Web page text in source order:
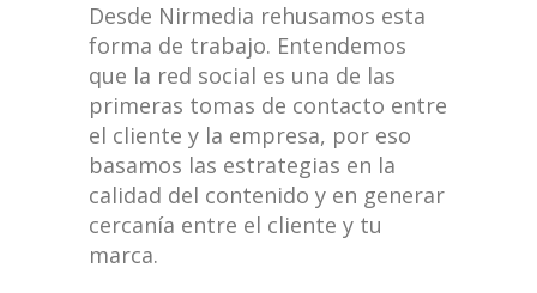
Desde Nirmedia rehusamos esta
forma de trabajo. Entendemos
que la red social es una de las
primeras tomas de contacto entre
el cliente y la empresa, por eso
basamos las estrategias en la
calidad del contenido y en generar
cercanía entre el cliente y tu
marca.